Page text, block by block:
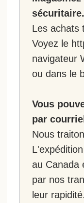
sécuritaire.
Les achats
Voyez le
navigateur
ou dans le
Vous
par
Nous
au Canada
par nos
leur rapidité.